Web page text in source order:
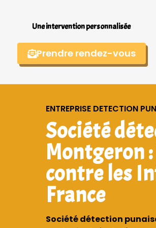
Une intervention personnalisée
Prendre rendez-vous
ENTREPRISE DETECTION
Société
Montgeron
contre les
France
Société détection